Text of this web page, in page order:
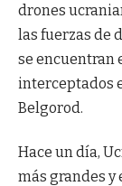
drones
las fuerzas de
se encuentran
interceptados
Belgorod.
Hace un día,
más grandes y